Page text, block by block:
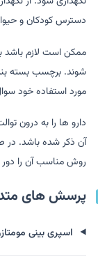
دسترس کودکان و
ممکن است لازم باشد
شوند. برچسب بسته
مورد استفاده خود
دارو ها را به درون
آن ذکر شده باشد. در
روش مناسب آن را دور
پرسش های
اسپری بینی